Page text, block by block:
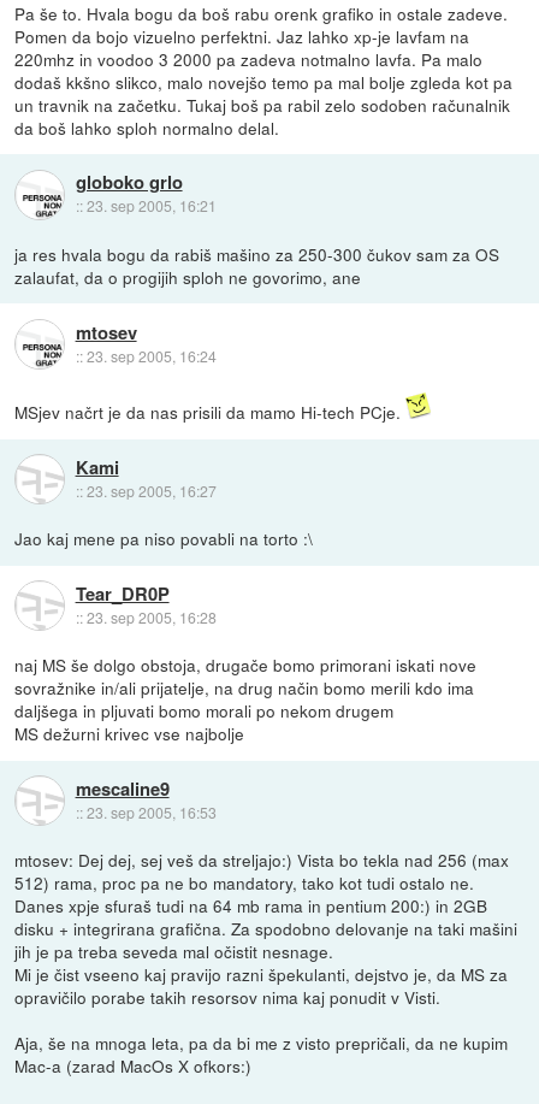
Pa še to. Hvala bogu da boš rabu orenk grafiko in ostale zadeve.
Pomen da bojo vizuelno perfektni. Jaz lahko xp-je lavfam na
220mhz in voodoo 3 2000 pa zadeva notmalno lavfa. Pa malo
dodaš kkšno slikco, malo novejšo temo pa mal bolje zgleda kot pa
un travnik na začetku. Tukaj boš pa rabil zelo sodoben računalnik
da boš lahko sploh normalno delal.
globoko grlo
::23. sep 2005, 16:21
ja res hvala bogu da rabiš mašino za 250-300 čukov sam za OS
zalaufat, da o progijih sploh ne govorimo, ane
mtosev
::23. sep 2005, 16:24
MSjev načrt je da nas prisili da mamo Hi-tech PCje.
Kami
::23. sep 2005, 16:27
Jao kaj mene pa niso povabli na torto :\
Tear_DR0P
::23. sep 2005, 16:28
naj MS še dolgo obstoja, drugače bomo primorani iskati nove
sovražnike in/ali prijatelje, na drug način bomo merili kdo ima
daljšega in pljuvati bomo morali po nekom drugem
MS dežurni krivec vse najbolje
mescaline9
::23. sep 2005, 16:53
mtosev: Dej dej, sej veš da streljajo:) Vista bo tekla nad 256 (max
512) rama, proc pa ne bo mandatory, tako kot tudi ostalo ne.
Danes xpje sfuraš tudi na 64 mb rama in pentium 200:) in 2GB
disku + integrirana grafična. Za spodobno delovanje na taki mašini
jih je pa treba seveda mal očistit nesnage.
Mi je čist vseeno kaj pravijo razni špekulanti, dejstvo je, da MS za
opravičilo porabe takih resorsov nima kaj ponudit v Visti.
Aja, še na mnoga leta, pa da bi me z visto prepričali, da ne kupim
Mac-a (zarad MacOs X ofkors:)